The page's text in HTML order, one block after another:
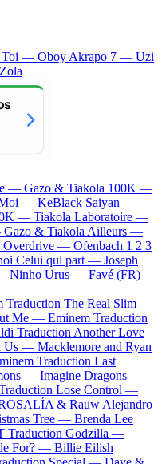
Toi — Oboy Akrapo 7 — Uzi
— Gazo & Tiakola 100K —
Moi — KeBlack Saiyan —
— Tiakola Laboratoire —
Gazo & Tiakola Ailleurs —
Overdrive — Ofenbach 1 2 3
Celui qui part — Joseph
Ninho Urus — Favé (FR)
Traduction The Real Slim
Me — Eminem Traduction
Traduction Another Love
Us — Macklemore and Ryan
Traduction Last
— Imagine Dragons
Lose Control —
& Rauw Alejandro
Tree — Brenda Lee
Traduction Godzilla —
For? — Billie Eilish